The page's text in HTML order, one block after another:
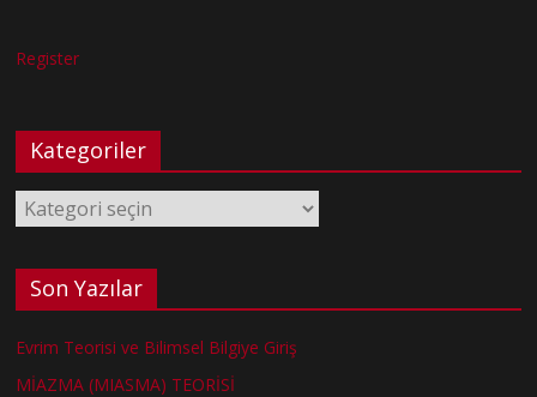
Register
Kategoriler
Kategoriler
Son Yazılar
Evrim Teorisi ve Bilimsel Bilgiye Giriş
MİAZMA (MIASMA) TEORİSİ